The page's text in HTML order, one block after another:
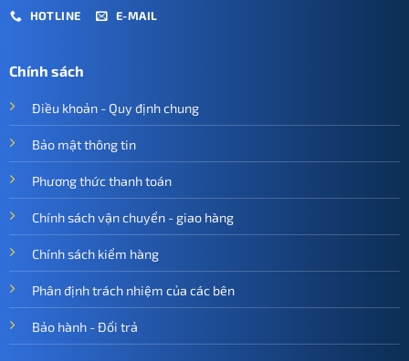
HOTLINE E-MAIL
Chính sách
Điều khoản - Quy định chung
Bảo mật thông tin
Phương thức thanh toán
Chính sách vận chuyển - giao hàng
Chính sách kiểm hàng
Phân định trách nhiệm của các bên
Bảo hành - Đổi trả